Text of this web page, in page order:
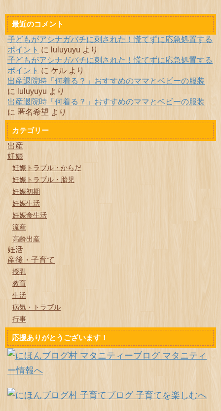
最近のコメント
子どもがアシナガバチに刺された！慌てずに応急処置する
ポイント に luluyuyu より
子どもがアシナガバチに刺された！慌てずに応急処置する
ポイント に ケル より
出産退院時「何着る？」おすすめのママとベビーの服装
に
luluyuyu より
出産退院時「何着る？」おすすめのママとベビーの服装
に 匿名希望 より
カテゴリー
出産
妊娠
妊娠トラブル・からだ
妊娠トラブル・胎児
妊娠初期
妊娠生活
妊娠食生活
流産
高齢出産
妊活
産後・子育て
授乳
教育
生活
病気・トラブル
行事
応援ありがとうございます！